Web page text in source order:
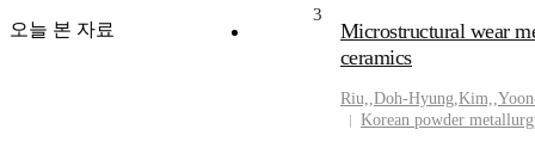
오늘 본 자료
3
Microstructural wear
ceramics
Riu,,Doh-Hyung,Kim,,
Korean powder